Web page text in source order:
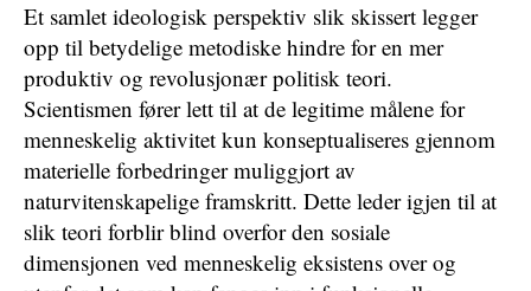
Et samlet ideologisk perspektiv slik skissert legger
opp til betydelige metodiske hindre for en mer
produktiv og revolusjonær politisk teori.
Scientismen fører lett til at de legitime målene for
menneskelig aktivitet kun konseptualiseres gjennom
materielle forbedringer muliggjort av
naturvitenskapelige framskritt. Dette leder igjen til at
slik teori forblir blind overfor den sosiale
dimensjonen ved menneskelig eksistens over og